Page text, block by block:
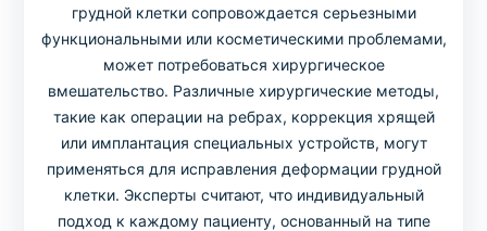
грудной клетки сопровождается серьезными
функциональными или косметическими проблемами,
может потребоваться хирургическое
вмешательство. Различные хирургические методы,
такие как операции на ребрах, коррекция хрящей
или имплантация специальных устройств, могут
применяться для исправления деформации грудной
клетки. Эксперты считают, что индивидуальный
подход к каждому пациенту, основанный на типе